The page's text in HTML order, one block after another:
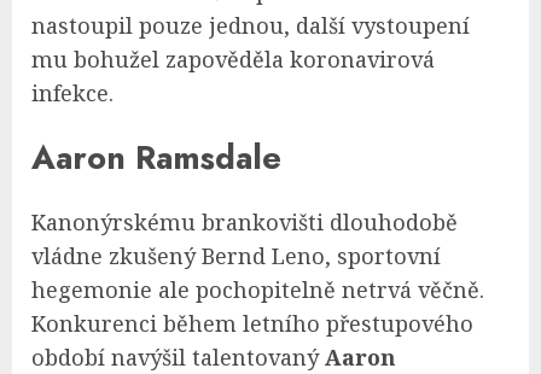
nastoupil pouze jednou, další vystoupení
mu bohužel zapověděla koronavirová
infekce.
Aaron Ramsdale
Kanonýrskému brankovišti dlouhodobě
vládne zkušený Bernd Leno, sportovní
hegemonie ale pochopitelně netrvá věčně.
Konkurenci během letního přestupového
období navýšil talentovanýAaron